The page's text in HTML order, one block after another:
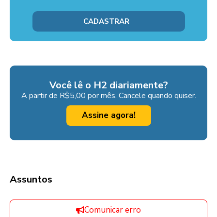
Você lê o H2 diariamente?
A partir de R$5,00 por mês. Cancele quando quiser.
Assine agora!
Assuntos
Comunicar erro